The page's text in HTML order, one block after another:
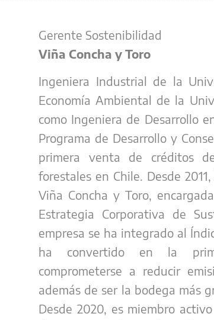
Gerente Sostenibilidad
Viña Concha y Toro
Ingeniera Industrial de la
Economía Ambiental de la
como Ingeniera de Desarrollo
Programa de Desarrollo y
primera venta de créditos
forestales en Chile. Desde
Viña Concha y Toro,
Estrategia Corporativa de
empresa se ha integrado al
ha convertido en la
comprometerse a reducir
además de ser la bodega más
Desde 2020, es miembro